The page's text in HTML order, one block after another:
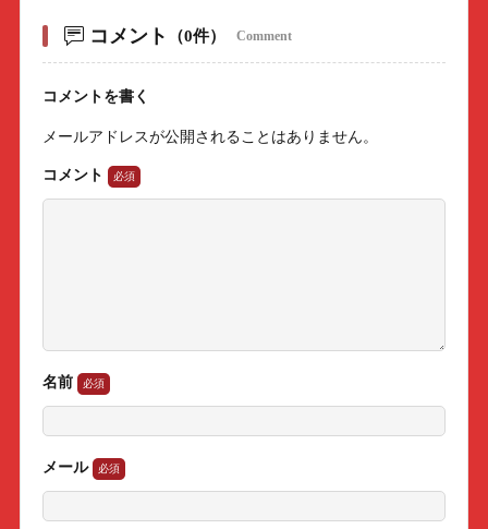
コメント （0件） Comment
コメントを書く
メールアドレスが公開されることはありません。
コメント
名前
メール